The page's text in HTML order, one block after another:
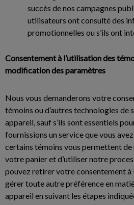
succès de nos campagnes
utilisateurs ont consulté des
promotionnelles ou s’ils ont
Consentement à l’utilisation des
modification des paramètres
Nous vous demanderons votre
témoins ou d’autres technologies de
appareil, sauf s’ils sont essentiels
fournissions un service que vous
certains témoins vous permettent
votre panier et d’utiliser notre
pouvez retirer votre consentement à
gérer toute autre préférence en
appareil en suivant les étapes